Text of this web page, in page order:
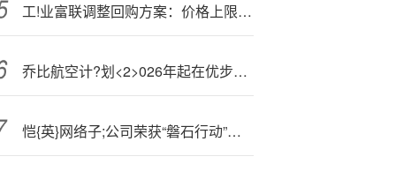
工!业富联调整回购方案：价格上限提升至75元/股
乔比航空计?划<2>026年起在优步应用程序上线直升机与水上飞机出行服务
恺{英}网络子;公司荣获“磐石行动”多项表彰